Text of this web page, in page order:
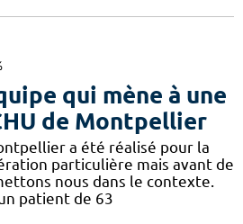
qui mène à une
de Montpellier
a été réalisé pour la
particulière mais avant de
nous dans le contexte.
patient de 63